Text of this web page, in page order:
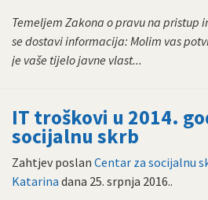
Temeljem Zakona o pravu na
se dostavi informacija: Molim vas
je vaše tijelo javne vlast...
IT troškovi u 2014.
socijalnu skrb
Zahtjev poslan Centar za socijalnu
Katarina dana 25. srpnja 2016..